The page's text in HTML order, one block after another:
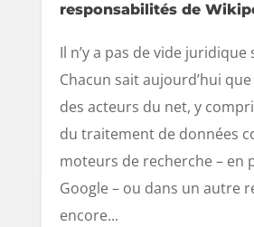
responsabilités de
Il n’y a pas de vide
Chacun sait aujourd’hui
des acteurs du net, y
du traitement de données
moteurs de recherche – en
Google – ou dans un autre
encore...